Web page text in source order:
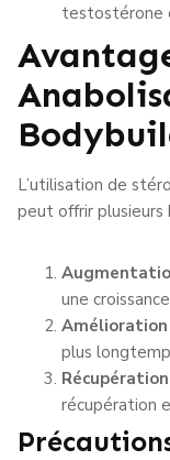
testostérone
L’utilisation de
peut offrir plusieurs
une
Amélioration
plus
récupération